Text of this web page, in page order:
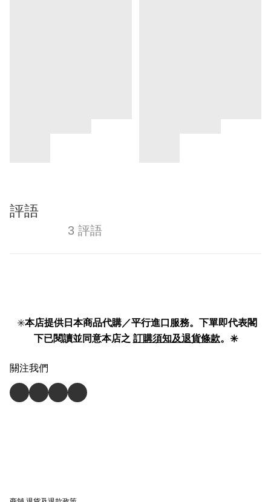
評語
3 評語
✳️本店提供日本商品代購／平行進口服務。下單即代表閣
下已閱讀並同意本店之 訂購須知及退貨條款。✳️
關注我們